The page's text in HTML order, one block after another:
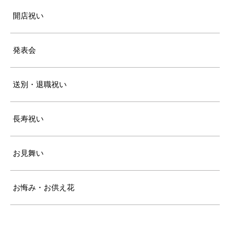
開店祝い
発表会
送別・退職祝い
長寿祝い
お見舞い
お悔み・お供え花